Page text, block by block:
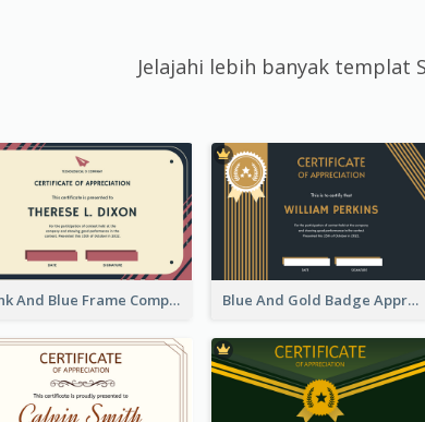
Jelajahi lebih banyak templat
Pink And Blue Frame Company Certificate Blue And Gold Badge Appreciation Certificate